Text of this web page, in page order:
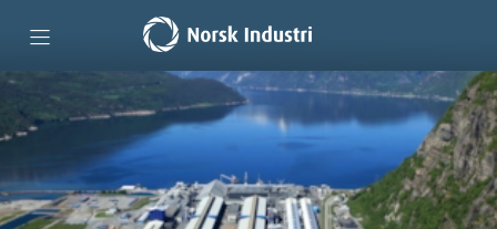
Forside
Tidligere rapporter